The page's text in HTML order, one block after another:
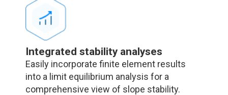
Integrated stability analyses
Easily incorporate finite element results
into a limit equilibrium analysis for a
comprehensive view of slope stability.